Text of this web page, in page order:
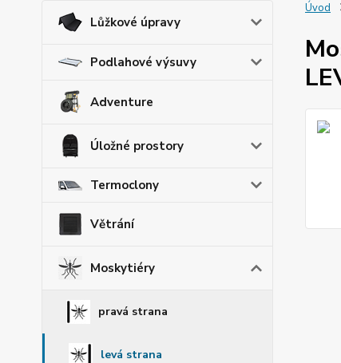
Lůžkové úpravy
Podlahové výsuvy
Adventure
Úložné prostory
Termoclony
Větrání
Moskytiéry
pravá strana
levá strana
Úvod